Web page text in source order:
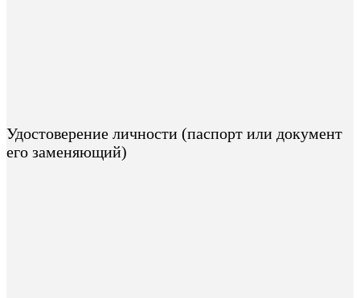
Удостоверение личности (паспорт или документ
его заменяющий)